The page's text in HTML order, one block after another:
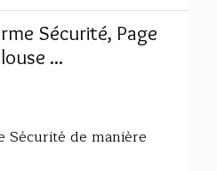
Sécurité, Page
...
Sécurité de manière